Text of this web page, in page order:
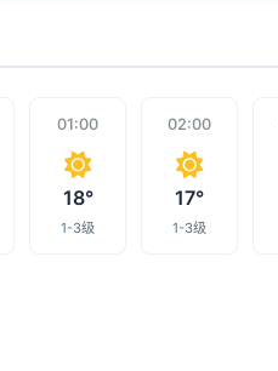
01:00
18°
1-3级
02:00
17°
1-3级